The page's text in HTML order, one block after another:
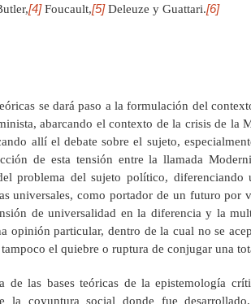
[4]Foucault,[5]Deleuze y Guattari.[6]
se dará paso a la formulación del
abarcando el contexto de la crisis de la
allí el debate sobre el sujeto,
de esta tensión entre la llamada
problema del sujeto político, diferenciando
universales, como portador de un futuro por
de universalidad en la diferencia y la
opinión particular, dentro de la cual no se
el quiebre o ruptura de conjugar una
de las bases teóricas de la epistemología
la coyuntura social donde fue